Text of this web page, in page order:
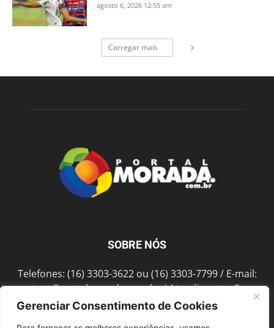
Gerenciar Consentimento de Cookies
agosto 6, 2026 12:55 am
Carregar mais
SOBRE NÓS
Telefones: (16) 3303-3622 ou (16) 3303-7799 / E-mail:
contato@portalmorada.com.br/ Atendimento: Seg a
Sex das 8h às 18h / Endereço: Av. Bento de Abreu, 889